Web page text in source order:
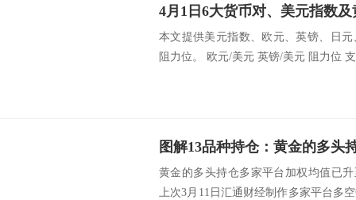
4月1日6大货币对、美元指数
本文提供美元指数、欧元、英镑、日
阻力位。 欧元/美元 英镑/美元 阻力位
黄金的多头持仓多家平台加权均值已
上次3月11日汇通财经制作多家平台多